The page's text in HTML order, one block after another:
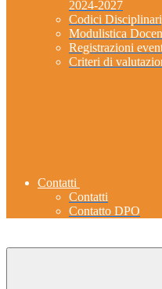
2024-2027
Codici
Modulistica
Registrazioni
Criteri di
Contatti
Contatti
Contatto DPO